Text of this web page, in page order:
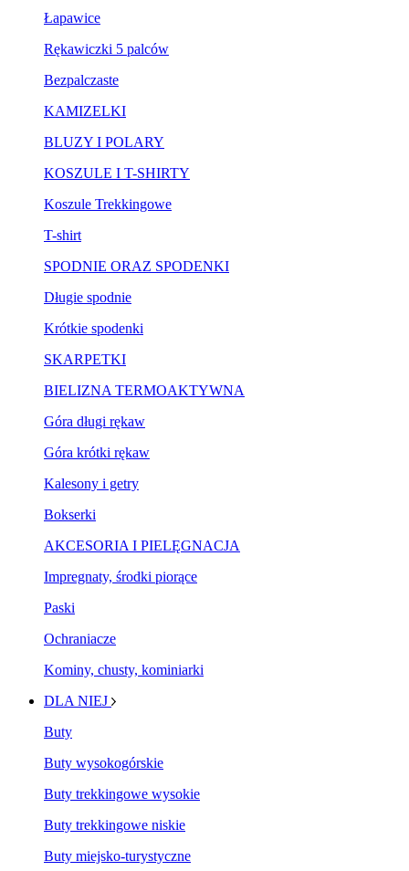
Łapawice
Rękawiczki 5 palców
Bezpalczaste
KAMIZELKI
BLUZY I POLARY
KOSZULE I T-SHIRTY
Koszule Trekkingowe
T-shirt
SPODNIE ORAZ SPODENKI
Długie spodnie
Krótkie spodenki
SKARPETKI
BIELIZNA TERMOAKTYWNA
Góra długi rękaw
Góra krótki rękaw
Kalesony i getry
Bokserki
AKCESORIA I PIELĘGNACJA
Impregnaty, środki piorące
Paski
Ochraniacze
Kominy, chusty, kominiarki
DLA NIEJ
Buty
Buty wysokogórskie
Buty trekkingowe wysokie
Buty trekkingowe niskie
Buty miejsko-turystyczne